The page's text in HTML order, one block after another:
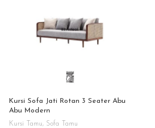
Kursi Sofa Jati Rotan 3 Seater Abu
Abu Modern
Kursi Tamu, Sofa Tamu